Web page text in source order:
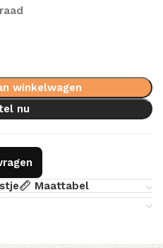
winkelwagen
nu
Maattabel